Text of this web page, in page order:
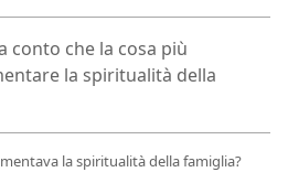
conto che la cosa più
la spiritualità della
la spiritualità della famiglia?